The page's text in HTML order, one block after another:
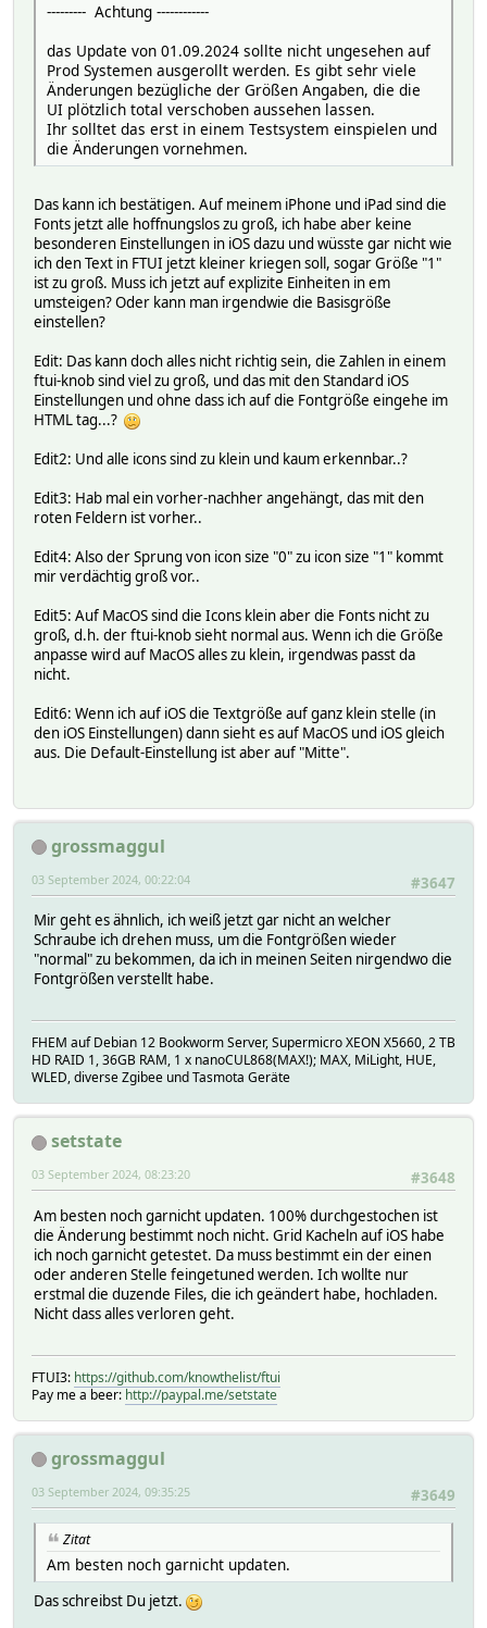
--------- Achtung ------------
das Update von 01.09.2024 sollte nicht ungesehen auf
Prod Systemen ausgerollt werden. Es gibt sehr viele
Änderungen bezügliche der Größen Angaben, die die
UI plötzlich total verschoben aussehen lassen.
Ihr solltet das erst in einem Testsystem einspielen und
die Änderungen vornehmen.
Das kann ich bestätigen. Auf meinem iPhone und iPad sind die
Fonts jetzt alle hoffnungslos zu groß, ich habe aber keine
besonderen Einstellungen in iOS dazu und wüsste gar nicht wie
ich den Text in FTUI jetzt kleiner kriegen soll, sogar Größe "1"
ist zu groß. Muss ich jetzt auf explizite Einheiten in em
umsteigen? Oder kann man irgendwie die Basisgröße
einstellen?
Edit: Das kann doch alles nicht richtig sein, die Zahlen in einem
ftui-knob sind viel zu groß, und das mit den Standard iOS
Einstellungen und ohne dass ich auf die Fontgröße eingehe im
HTML tag...?
Edit2: Und alle icons sind zu klein und kaum erkennbar..?
Edit3: Hab mal ein vorher-nachher angehängt, das mit den
roten Feldern ist vorher..
Edit4: Also der Sprung von icon size "0" zu icon size "1" kommt
mir verdächtig groß vor..
Edit5: Auf MacOS sind die Icons klein aber die Fonts nicht zu
groß, d.h. der ftui-knob sieht normal aus. Wenn ich die Größe
anpasse wird auf MacOS alles zu klein, irgendwas passt da
nicht.
Edit6: Wenn ich auf iOS die Textgröße auf ganz klein stelle (in
den iOS Einstellungen) dann sieht es auf MacOS und iOS gleich
aus. Die Default-Einstellung ist aber auf "Mitte".
grossmaggul
#3647
03 September 2024, 00:22:04
Mir geht es ähnlich, ich weiß jetzt gar nicht an welcher
Schraube ich drehen muss, um die Fontgrößen wieder
"normal" zu bekommen, da ich in meinen Seiten nirgendwo die
Fontgrößen verstellt habe.
FHEM auf Debian 12 Bookworm Server, Supermicro XEON X5660, 2 TB
HD RAID 1, 36GB RAM, 1 x nanoCUL868(MAX!); MAX, MiLight, HUE,
WLED, diverse Zgibee und Tasmota Geräte
setstate
#3648
03 September 2024, 08:23:20
Am besten noch garnicht updaten. 100% durchgestochen ist
die Änderung bestimmt noch nicht. Grid Kacheln auf iOS habe
ich noch garnicht getestet. Da muss bestimmt ein der einen
oder anderen Stelle feingetuned werden. Ich wollte nur
erstmal die duzende Files, die ich geändert habe, hochladen.
Nicht dass alles verloren geht.
FTUI3: https://github.com/knowthelist/ftui
Pay me a beer: http://paypal.me/setstate
grossmaggul
#3649
03 September 2024, 09:35:25
Zitat
Am besten noch garnicht updaten.
Das schreibst Du jetzt.